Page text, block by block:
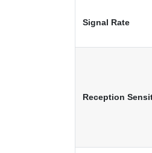
Signal Rate
Reception